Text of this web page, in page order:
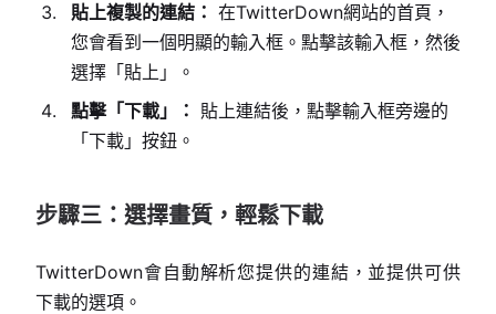
貼上複製的連結： 在TwitterDown網站的首頁，
您會看到一個明顯的輸入框。點擊該輸入框，然後
選擇「貼上」。
點擊「下載」： 貼上連結後，點擊輸入框旁邊的
「下載」按鈕。
步驟三：選擇畫質，輕鬆下載
TwitterDown會自動解析您提供的連結，並提供可供
下載的選項。